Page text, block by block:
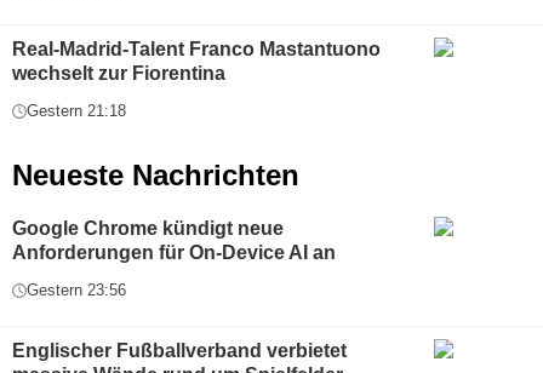
Real-Madrid-Talent Franco Mastantuono
wechselt zur Fiorentina
Gestern 21:18
Neueste Nachrichten
Google Chrome kündigt neue
Anforderungen für On-Device AI an
Gestern 23:56
Englischer Fußballverband verbietet